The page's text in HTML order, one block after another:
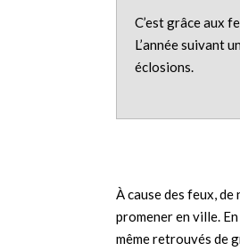
C’est grâce aux
L’année suivant
éclosions.
À cause des feux,
promener en ville.
même retrouvés de